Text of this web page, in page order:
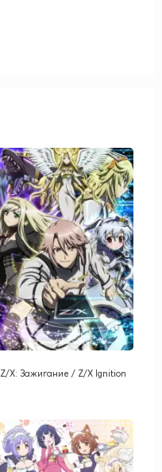
Z/X: Зажигание / Z/X Ignition